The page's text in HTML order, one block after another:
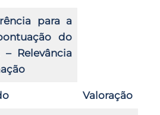
para a
do
Relevância
Valoração